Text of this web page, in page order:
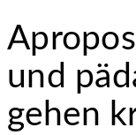
und
gehen